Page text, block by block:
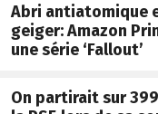
Abri antiatomique
geiger: Amazon
une série ‘Fallout’
On partirait sur